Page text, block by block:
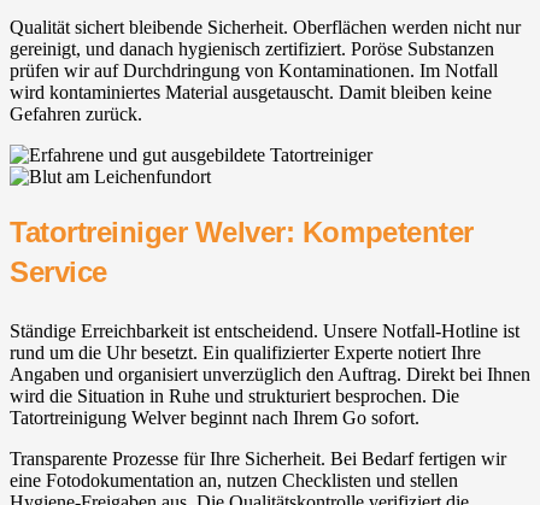
Qualität sichert bleibende Sicherheit. Oberflächen werden nicht nur
gereinigt, und danach hygienisch zertifiziert. Poröse Substanzen
prüfen wir auf Durchdringung von Kontaminationen. Im Notfall
wird kontaminiertes Material ausgetauscht. Damit bleiben keine
Gefahren zurück.
Tatortreiniger Welver: Kompetenter
Service
Ständige Erreichbarkeit ist entscheidend. Unsere Notfall-Hotline ist
rund um die Uhr besetzt. Ein qualifizierter Experte notiert Ihre
Angaben und organisiert unverzüglich den Auftrag. Direkt bei Ihnen
wird die Situation in Ruhe und strukturiert besprochen. Die
Tatortreinigung Welver beginnt nach Ihrem Go sofort.
Transparente Prozesse für Ihre Sicherheit. Bei Bedarf fertigen wir
eine Fotodokumentation an, nutzen Checklisten und stellen